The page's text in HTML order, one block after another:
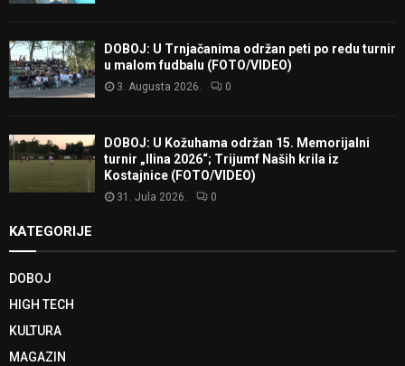
DOBOJ: U Trnjačanima održan peti po redu turnir
u malom fudbalu (FOTO/VIDEO)
3. Augusta 2026. 0
DOBOJ: U Kožuhama održan 15. Memorijalni
turnir „Ilina 2026“; Trijumf Naših krila iz
Kostajnice (FOTO/VIDEO)
31. Jula 2026. 0
KATEGORIJE
DOBOJ
HIGH TECH
KULTURA
MAGAZIN